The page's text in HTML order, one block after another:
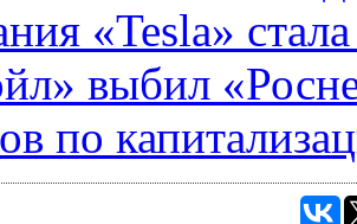
«Tesla»
выбил
по